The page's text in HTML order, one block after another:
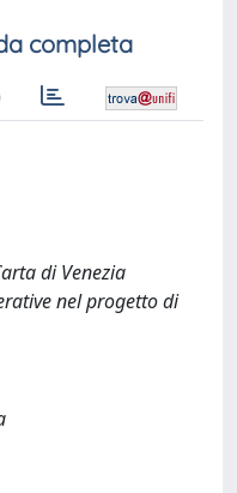
completa
di Venezia
nel progetto di